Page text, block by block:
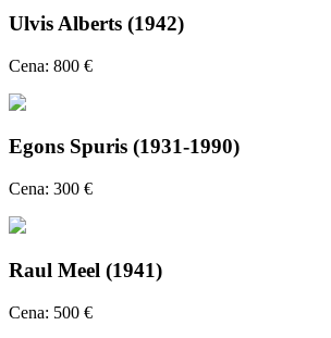
Ulvis Alberts (1942)
Cena: 800 €
Egons Spuris (1931-1990)
Cena: 300 €
Raul Meel (1941)
Cena: 500 €